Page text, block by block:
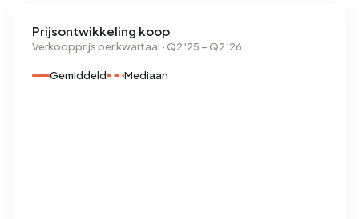
Prijsontwikkeling koop
Verkoopprijs per kwartaal · Q2 '25 – Q2 '26
Gemiddeld Mediaan